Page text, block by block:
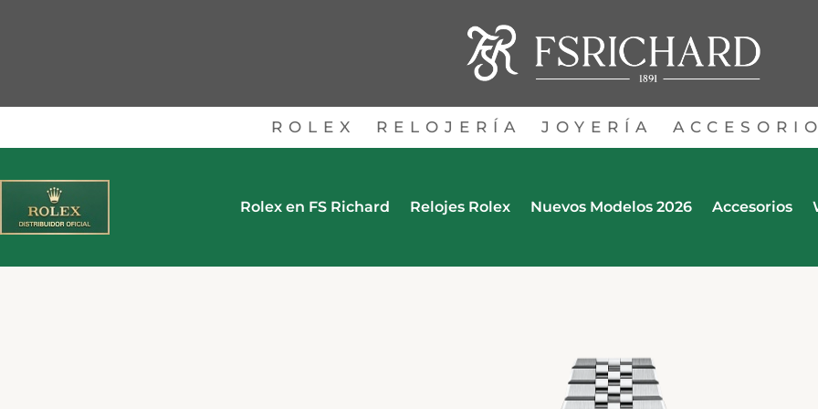
ROLEX RELOJERÍA JOYERÍA
Rolex en FS Richard Relojes Rolex Nuevos Modelos 2026 Accesorios